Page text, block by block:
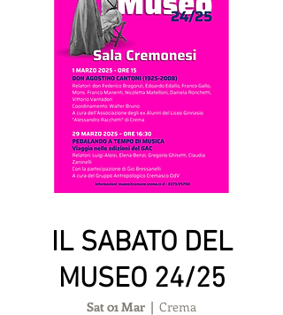
IL SABATO DEL
MUSEO 24/25
Sat 01 Mar
  |
Crema